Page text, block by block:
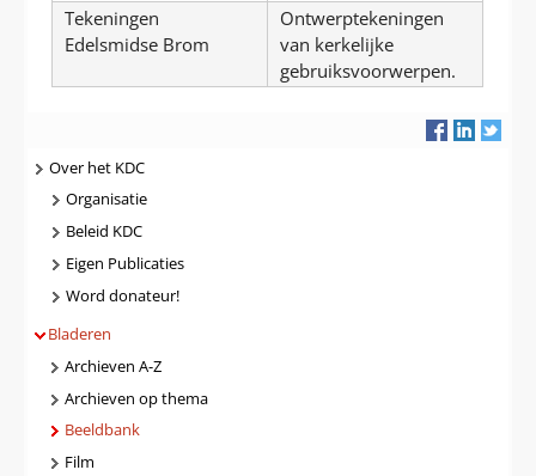
Tekeningen
Edelsmidse Brom
Ontwerptekeningen
van kerkelijke
gebruiksvoorwerpen.
Navigatie
Over het KDC
Organisatie
Beleid KDC
Eigen Publicaties
Word donateur!
Bladeren
Archieven A-Z
Archieven op thema
Beeldbank
Film